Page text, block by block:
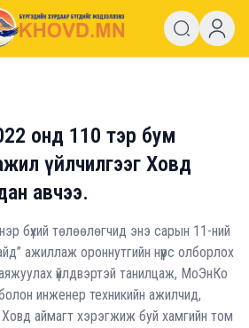
онд 110 тэр бум
ажил үйлчилгээг Ховд
авчээ.
бүхий төлөөлөгчид энэ сарын 11-ний
ажиллаж ороннутгийн нүүрс олборлох
үйлдвэртэй танилцаж, МоЭнКо
инженер техникийн ажилчид,
аймагт хэрэгжиж буй хамгийн том